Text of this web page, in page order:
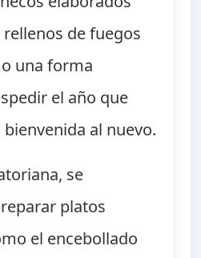
de fuegos
una forma
el año que
al nuevo.
se
platos
el encebollado